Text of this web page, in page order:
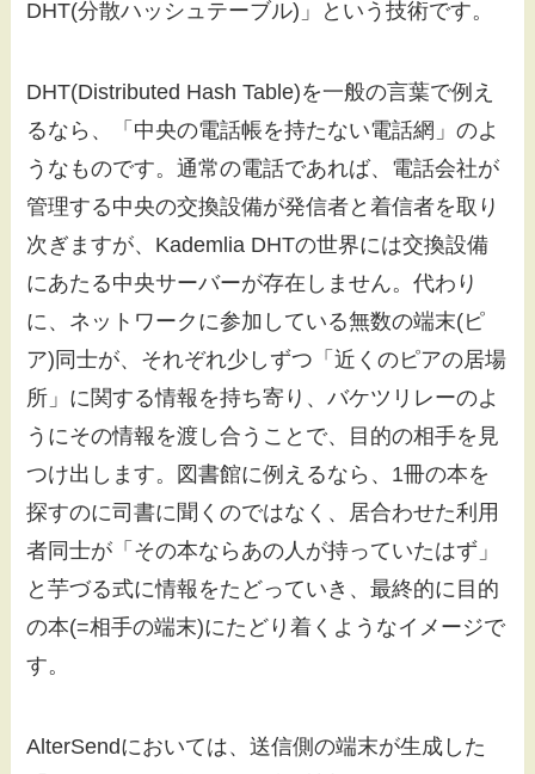
DHT(分散ハッシュテーブル)」という技術です。
DHT(Distributed Hash Table)を一般の言葉で例え
るなら、「中央の電話帳を持たない電話網」のよ
うなものです。通常の電話であれば、電話会社が
管理する中央の交換設備が発信者と着信者を取り
次ぎますが、Kademlia DHTの世界には交換設備
にあたる中央サーバーが存在しません。代わり
に、ネットワークに参加している無数の端末(ピ
ア)同士が、それぞれ少しずつ「近くのピアの居場
所」に関する情報を持ち寄り、バケツリレーのよ
うにその情報を渡し合うことで、目的の相手を見
つけ出します。図書館に例えるなら、1冊の本を
探すのに司書に聞くのではなく、居合わせた利用
者同士が「その本ならあの人が持っていたはず」
と芋づる式に情報をたどっていき、最終的に目的
の本(=相手の端末)にたどり着くようなイメージで
す。
AlterSendにおいては、送信側の端末が生成した